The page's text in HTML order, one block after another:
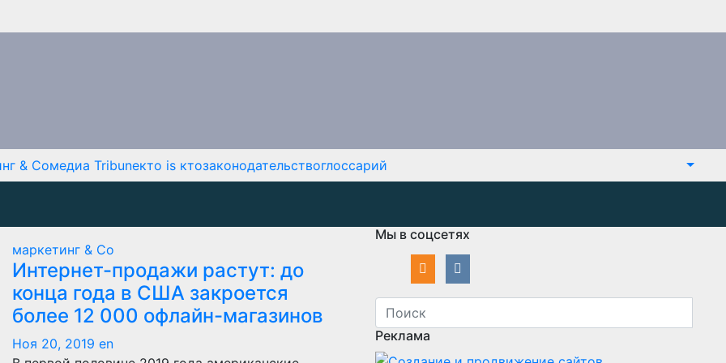
& Coмедиа Tribuneкто is ктозаконодательствоглоссарий
маркетинг & Co
Интернет-продажи растут: до
конца года в США закроется
более 12 000 офлайн-магазинов
Ноя 20, 2019 en
Мы в соцсетях
Реклама